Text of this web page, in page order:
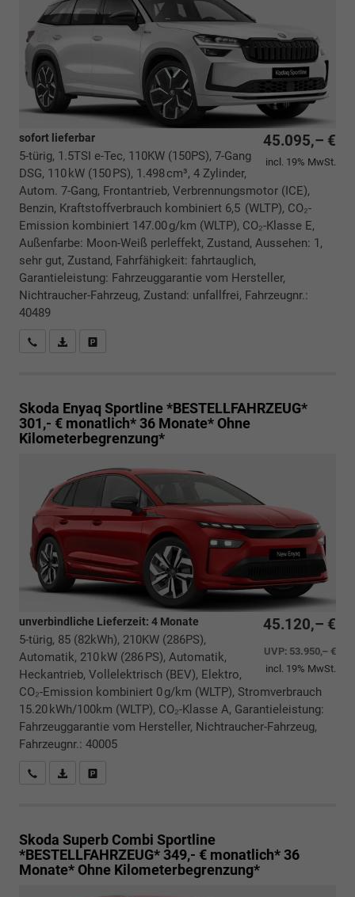
45.095,– €
incl. 19% MwSt.
sofort lieferbar
5-türig, 1.5TSI e-Tec, 110KW (150PS), 7-Gang
DSG, 110 kW (150 PS), 1.498 cm³, 4 Zylinder,
Autom. 7-Gang, Frontantrieb, Verbrennungsmotor (ICE),
Benzin, Kraftstoffverbrauch kombiniert 6,5 (WLTP), CO₂-
Emission kombiniert 147.00 g/km (WLTP), CO₂-Klasse E,
Außenfarbe: Moon-Weiß perleffekt, Zustand, Aussehen: 1,
sehr gut, Zustand, Fahrfähigkeit: fahrtauglich,
Garantieleistung: Fahrzeuggarantie vom Hersteller,
Nichtraucher-Fahrzeug, Zustand: unfallfrei, Fahrzeugnr.:
40489
Rückrufbitte absenden
PDF-Datei, Fahrzeugexposé drucken
Skoda Enyaq Sportline *BESTELLFAHRZEUG*
301,- € monatlich* 36 Monate* Ohne
Kilometerbegrenzung*
45.120,– €
UVP: 53.950,– €
incl. 19% MwSt.
unverbindliche Lieferzeit: 4 Monate
5-türig, 85 (82kWh), 210KW (286PS),
Automatik, 210 kW (286 PS), Automatik,
Heckantrieb, Vollelektrisch (BEV), Elektro,
CO₂-Emission kombiniert 0 g/km (WLTP), Stromverbrauch
15.20 kWh/100km (WLTP), CO₂-Klasse A, Garantieleistung:
Fahrzeuggarantie vom Hersteller, Nichtraucher-Fahrzeug,
Fahrzeugnr.: 40005
Rückrufbitte absenden
PDF-Datei, Fahrzeugexposé drucken
Skoda Superb Combi Sportline
*BESTELLFAHRZEUG* 349,- € monatlich* 36
Monate* Ohne Kilometerbegrenzung*